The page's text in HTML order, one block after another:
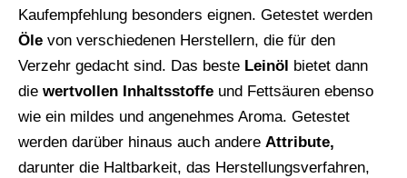
Kaufempfehlung besonders eignen. Getestet werden
Öle von verschiedenen Herstellern, die für den
Verzehr gedacht sind. Das beste Leinöl
bietet dann
die wertvollen Inhaltsstoffe und Fettsäuren ebenso
wie ein mildes und angenehmes Aroma. Getestet
werden darüber hinaus auch andere Attribute,
darunter die Haltbarkeit, das Herstellungsverfahren,